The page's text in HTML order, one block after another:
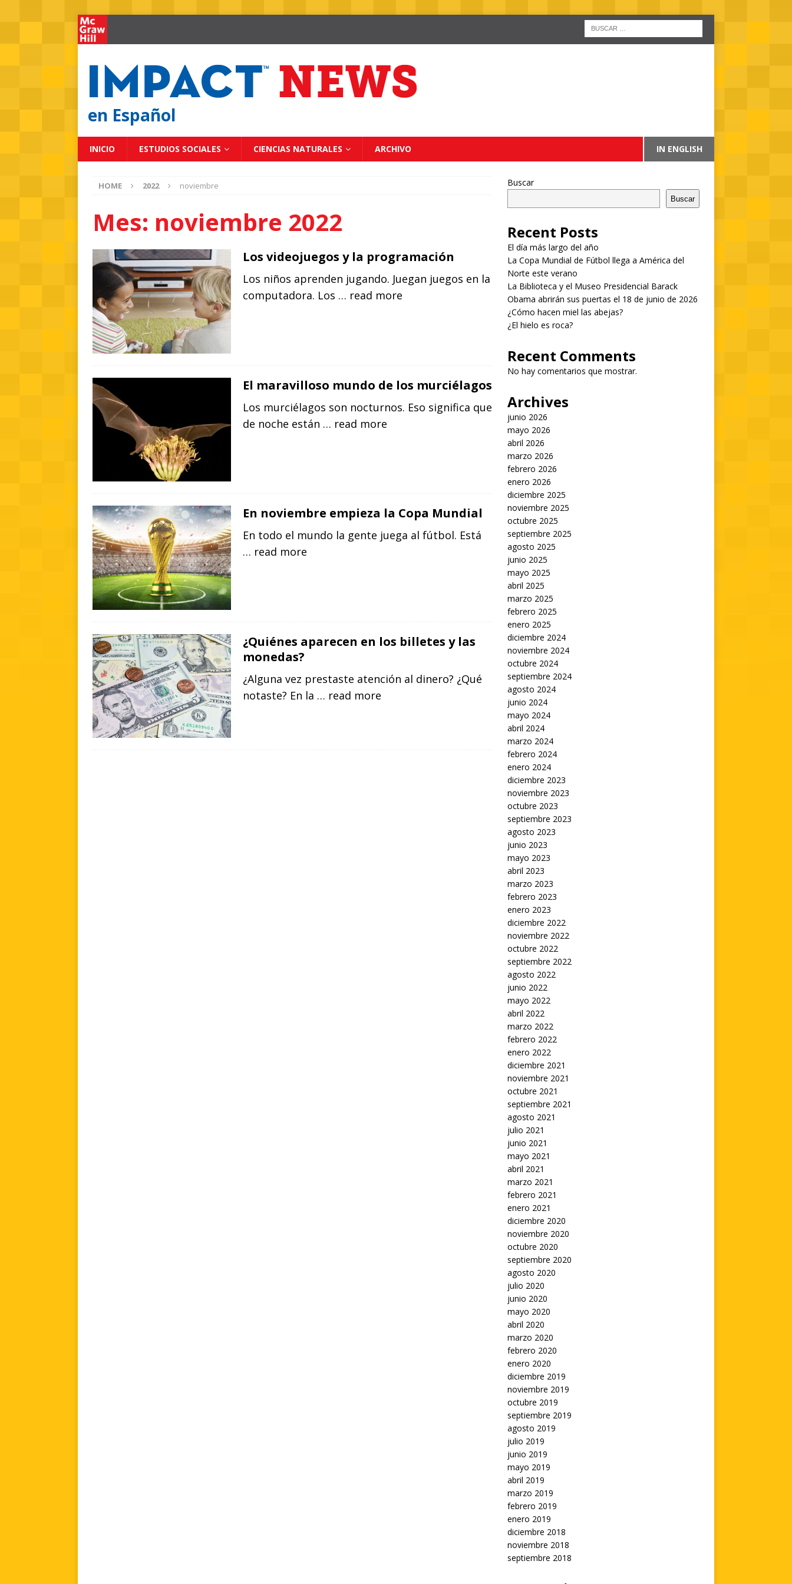
en Español
INICIO ESTUDIOS SOCIALES CIENCIAS NATURALES ARCHIVO IN ENGLISH
HOME 2022 noviembre
Mes: noviembre 2022
Los videojuegos y la programación
Los niños aprenden jugando. Juegan juegos en la
computadora. Los … read more
El maravilloso mundo de los murciélagos
Los murciélagos son nocturnos. Eso significa que
de noche están … read more
En noviembre empieza la Copa Mundial
En todo el mundo la gente juega al fútbol. Está
… read more
¿Quiénes aparecen en los billetes y las
monedas?
¿Alguna vez prestaste atención al dinero? ¿Qué
notaste? En la … read more
Buscar
Buscar
Recent Posts
El día más largo del año
La Copa Mundial de Fútbol llega a América del
Norte este verano
La Biblioteca y el Museo Presidencial Barack
Obama abrirán sus puertas el 18 de junio de 2026
¿Cómo hacen miel las abejas?
¿El hielo es roca?
Recent Comments
No hay comentarios que mostrar.
Archives
junio 2026
mayo 2026
abril 2026
marzo 2026
febrero 2026
enero 2026
diciembre 2025
noviembre 2025
octubre 2025
septiembre 2025
agosto 2025
junio 2025
mayo 2025
abril 2025
marzo 2025
febrero 2025
enero 2025
diciembre 2024
noviembre 2024
octubre 2024
septiembre 2024
agosto 2024
junio 2024
mayo 2024
abril 2024
marzo 2024
febrero 2024
enero 2024
diciembre 2023
noviembre 2023
octubre 2023
septiembre 2023
agosto 2023
junio 2023
mayo 2023
abril 2023
marzo 2023
febrero 2023
enero 2023
diciembre 2022
noviembre 2022
octubre 2022
septiembre 2022
agosto 2022
junio 2022
mayo 2022
abril 2022
marzo 2022
febrero 2022
enero 2022
diciembre 2021
noviembre 2021
octubre 2021
septiembre 2021
agosto 2021
julio 2021
junio 2021
mayo 2021
abril 2021
marzo 2021
febrero 2021
enero 2021
diciembre 2020
noviembre 2020
octubre 2020
septiembre 2020
agosto 2020
julio 2020
junio 2020
mayo 2020
abril 2020
marzo 2020
febrero 2020
enero 2020
diciembre 2019
noviembre 2019
octubre 2019
septiembre 2019
agosto 2019
julio 2019
junio 2019
mayo 2019
abril 2019
marzo 2019
febrero 2019
enero 2019
diciembre 2018
noviembre 2018
septiembre 2018